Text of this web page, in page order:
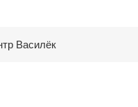
Василёк